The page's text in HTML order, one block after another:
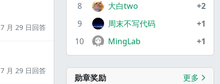
7 月 29 日回答
7 月 29 日回答
8
大白two
+2
9
周末不写代码
+1
10
MingLab +1
勋章奖励 更多